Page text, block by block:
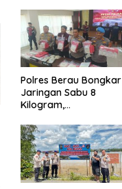
Polres Berau Bongkar
Jaringan Sabu 8
Kilogram,
dari Dalam Lapas
Tarakan